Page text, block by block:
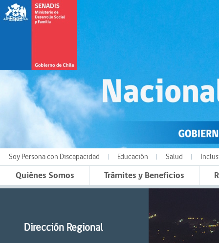
Soy Persona con Discapacidad Educación Salud
Quiénes Somos Trámites y Beneficios
Dirección Regional